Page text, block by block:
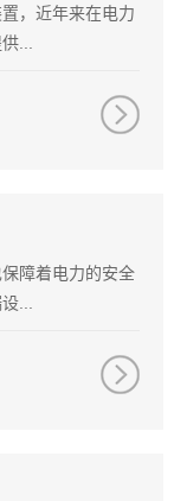
，近年来在电力
...
障着电力的安全
...